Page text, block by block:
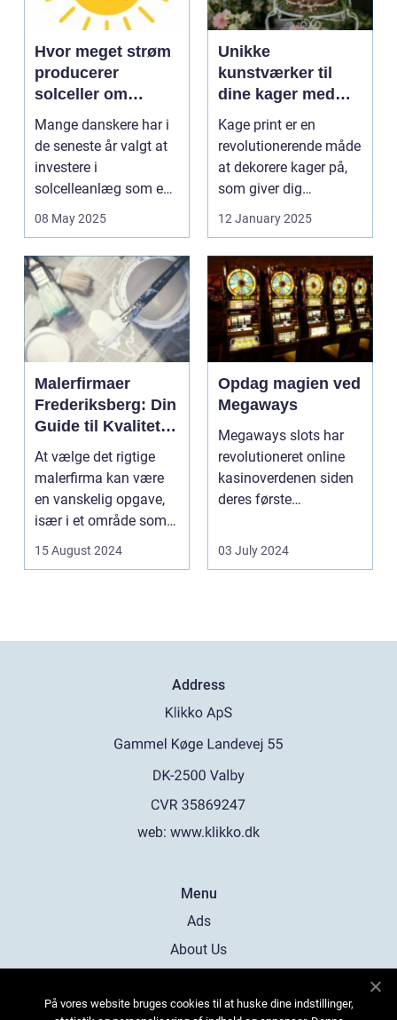
Hvor meget strøm
producerer
solceller om
vinteren?
Mange danskere har i
de seneste år valgt at
investere i
solcelleanlæg som en
08 May 2025
Unikke
kunstværker til
dine kager med
kage print
Kage print er en
revolutionerende måde
at dekorere kager på,
som giver dig
12 January 2025
Malerfirmaer
Frederiksberg: Din
Guide til Kvalitet
og Service
At vælge det rigtige
malerfirma kan være
en vanskelig opgave,
især i et område som
15 August 2024
Opdag magien ved
Megaways
Megaways slots har
revolutioneret online
kasinoverdenen siden
deres første
spillea...
03 July 2024
Address
web: www.klikko.dk
Menu
Ads
About Us
Contact
På vores website bruges cookies til at huske dine indstillinger,